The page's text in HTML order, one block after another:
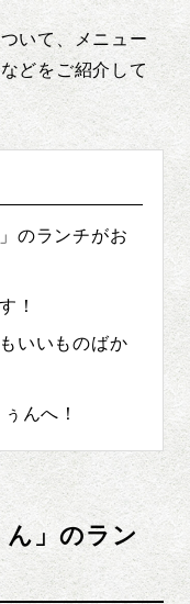
いて、メニュー
どをご紹介して
のランチがお
！
いいものばか
んへ！
」のラン